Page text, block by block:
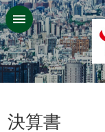
跳到主要內容區塊
決算書